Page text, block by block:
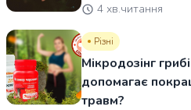
4 хв.читання
Різні
Мікродозінг
допомагає
травм?